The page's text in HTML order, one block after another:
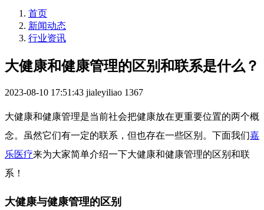
首页
新闻动态
行业资讯
大健康和健康管理的区别和联系是什么？
2023-08-10 17:51:43 jialeyiliao 1367
大健康和健康管理是当前社会把健康放在更重要位置的两个概
念。虽然它们有一定的联系，但也存在一些区别。下面我们嘉
乐医疗来为大家简单介绍一下大健康和健康管理的区别和联
系！
大健康与健康管理的区别